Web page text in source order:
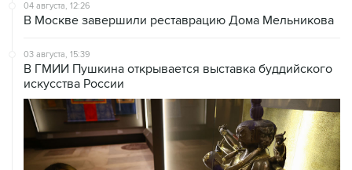
04 августа, 12:26
В Москве завершили реставрацию Дома Мельникова
03 августа, 15:39
В ГМИИ Пушкина открывается выставка буддийского
искусства России